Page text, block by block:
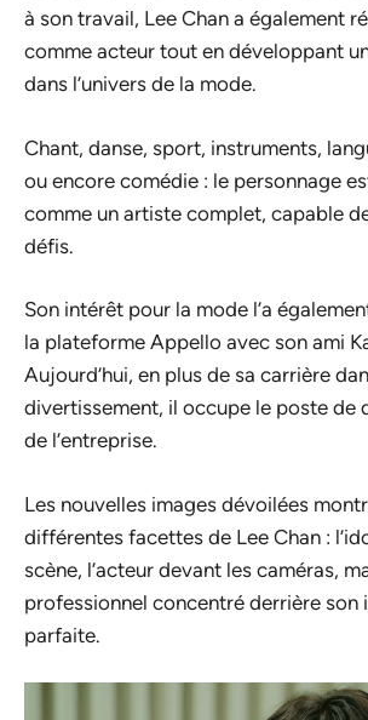
à son travail, Lee Chan a également
comme acteur tout en développant
dans l’univers de la mode.
Chant, danse, sport, instruments,
ou encore comédie : le personnage
comme un artiste complet, capable
défis.
Son intérêt pour la mode l’a
la plateforme Appello avec son ami
Aujourd’hui, en plus de sa carrière
divertissement, il occupe le poste de
de l’entreprise.
Les nouvelles images dévoilées
différentes facettes de Lee Chan :
scène, l’acteur devant les caméras,
professionnel concentré derrière son
parfaite.